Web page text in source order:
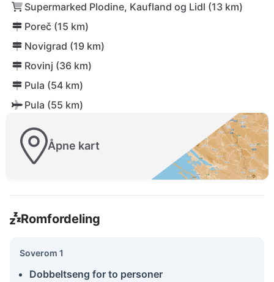
Supermarked Plodine, Kaufland og Lidl (13 km)
Poreč (15 km)
Novigrad (19 km)
Rovinj (36 km)
Pula (54 km)
Pula (55 km)
Åpne kart
Romfordeling
Soverom 1
Dobbeltseng for to personer